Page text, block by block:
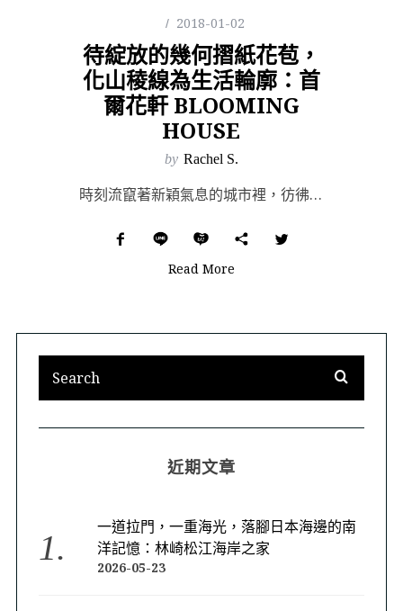
2018-01-02
待綻放的幾何摺紙花苞，
化山稜線為生活輪廓：首
爾花軒 BLOOMING
HOUSE
by Rachel S.
時刻流竄著新穎氣息的城市裡，彷彿從不存在繁花落盡的時節。跌宕曲折的街道、悠然點綴其間的古蹟和新築，是...
Read More
近期文章
一道拉門，一重海光，落腳日本海邊的南
洋記憶：林崎松江海岸之家
2026-05-23